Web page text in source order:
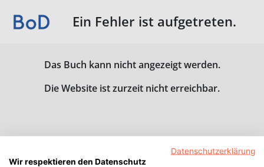
Ein Fehler ist aufgetreten.
Das Buch kann nicht angezeigt werden.
Die Website ist zurzeit nicht erreichbar.
Datenschutzerklärung
Wir respektieren den Datenschutz